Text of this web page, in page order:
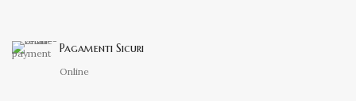
Pagamenti Sicuri
Online